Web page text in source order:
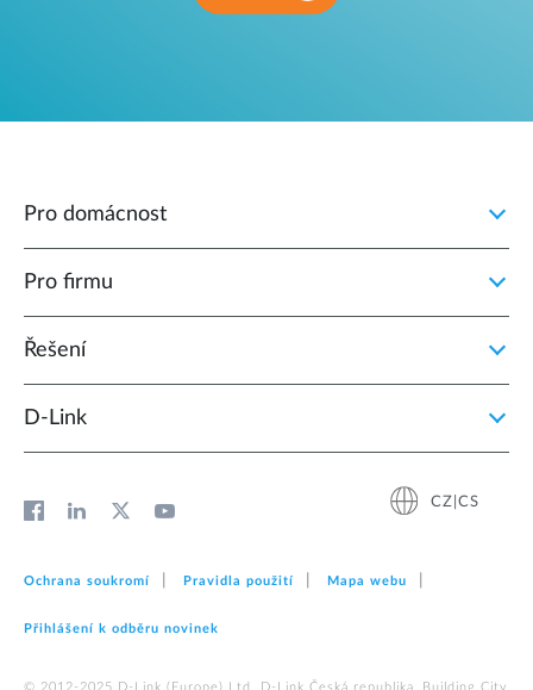
Pro domácnost
Pro firmu
Řešení
D‑Link
CZ|CS
Ochrana soukromí Pravidla použití Mapa webu
Přihlášení k odběru novinek